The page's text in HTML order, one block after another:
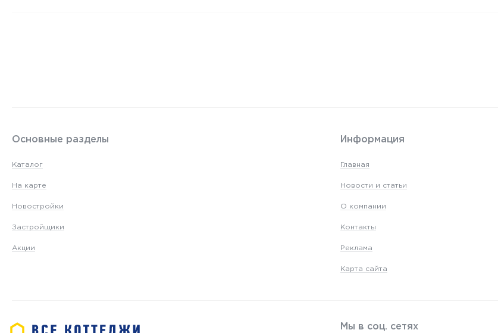
Основные разделы
Каталог
На карте
Новостройки
Застройщики
Акции
Информация
Главная
Новости и статьи
О компании
Контакты
Реклама
Карта сайта
Мы в соц. сетях